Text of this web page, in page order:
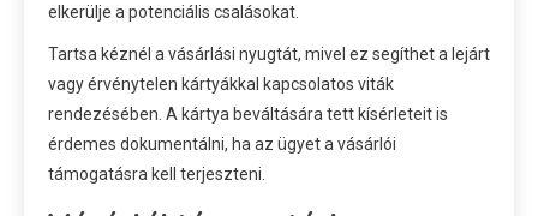
elkerülje a potenciális csalásokat.
Tartsa kéznél a vásárlási nyugtát, mivel ez segíthet a lejárt
vagy érvénytelen kártyákkal kapcsolatos viták
rendezésében. A kártya beváltására tett kísérleteit is
érdemes dokumentálni, ha az ügyet a vásárlói
támogatásra kell terjeszteni.